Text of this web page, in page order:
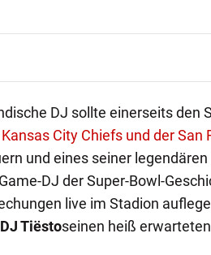
DJ sollte einerseits den
Kansas City Chiefs und der San
und eines seiner
DJ der Super-Bowl-
live im Stadion
DJ Tiëstoseinen heiß